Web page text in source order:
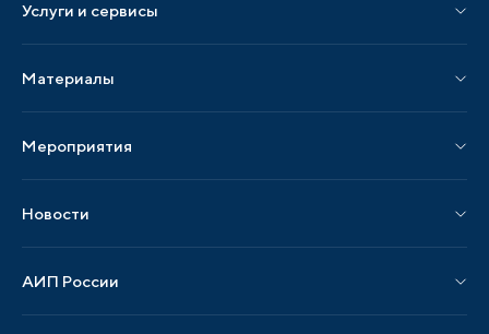
Парки по регионам
Услуги и сервисы
Услуги по локализации
Материалы
Публикации СМИ и статьи
Образцы документов
Мероприятия
Мероприятия отрасли
Новости
Новости отрасли
АИП России